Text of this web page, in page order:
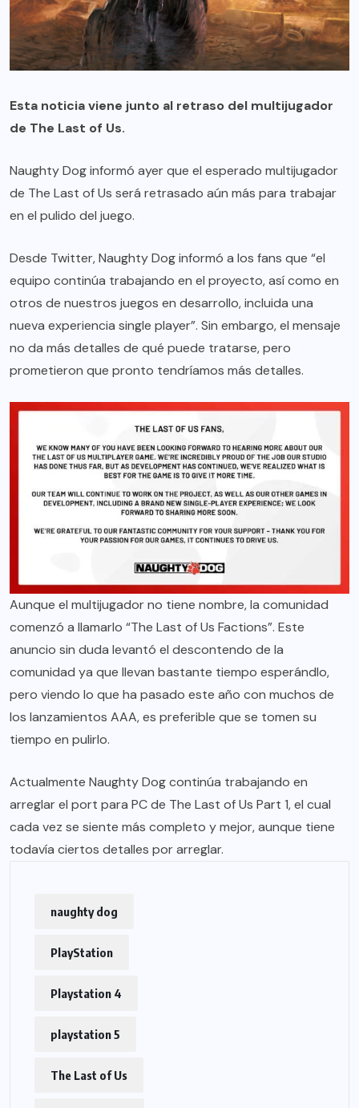
Esta noticia viene junto al retraso del multijugador
de The Last of Us.
Naughty Dog informó ayer que el esperado multijugador
de The Last of Us será retrasado aún más para trabajar
en el pulido del juego.
Desde Twitter, Naughty Dog informó a los fans que “el
equipo continúa trabajando en el proyecto, así como en
otros de nuestros juegos en desarrollo, incluida una
nueva experiencia single player”. Sin embargo, el mensaje
no da más detalles de qué puede tratarse, pero
prometieron que pronto tendríamos más detalles.
Aunque el multijugador no tiene nombre, la comunidad
comenzó a llamarlo “The Last of Us Factions”. Este
anuncio sin duda levantó el descontendo de la
comunidad ya que llevan bastante tiempo esperándlo,
pero viendo lo que ha pasado este año con muchos de
los lanzamientos AAA, es preferible que se tomen su
tiempo en pulirlo.
Actualmente Naughty Dog continúa trabajando en
arreglar el port para PC de The Last of Us Part 1, el cual
cada vez se siente más completo y mejor, aunque tiene
todavía ciertos detalles por arreglar.
naughty dog
PlayStation
Playstation 4
playstation 5
The Last of Us